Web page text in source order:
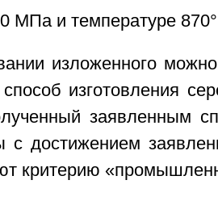
МПа и температуре
изложенного
изготовления
заявленным
с достижением
критерию